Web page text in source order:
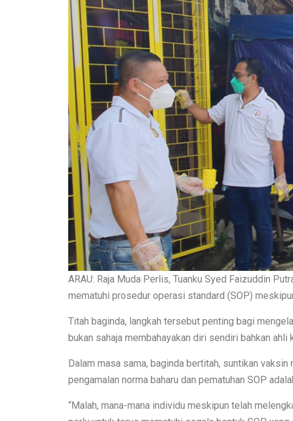
ARAU: Raja Muda Perlis, Tuanku Syed Faizuddin
mematuhi prosedur operasi standard (SOP)
Titah baginda, langkah tersebut penting bagi
bukan sahaja membahayakan diri sendiri bahkan ahli
Dalam masa sama, baginda bertitah, suntikan
pengamalan norma baharu dan pematuhan SOP
“Malah, mana-mana individu meskipun telah